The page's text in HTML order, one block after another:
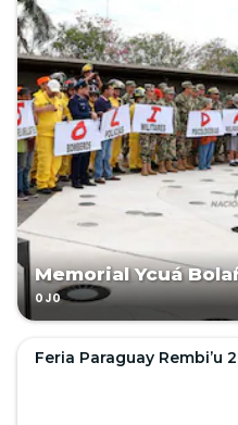
Memorial Ycuá
OJO
Feria Paraguay Rembi’u